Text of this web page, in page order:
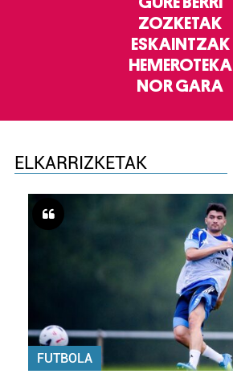
ZOZKETAK
ESKAINTZAK
HEMEROTEKA
NOR GARA
ELKARRIZKETAK
FUTBOLA